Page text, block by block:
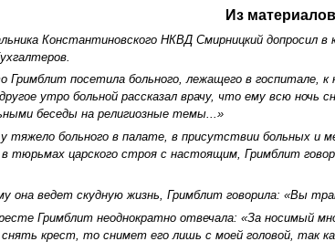
Из
Константиновского НКВД Смирницкий допросил
Гримблит посетила больного, лежащего в госпитале,
утро больной рассказал врачу, что ему всю
беседы на религиозные темы...»
тяжело больного в палате, в присутствии больных и
в тюрьмах царского строя с настоящим, Гримблит
она ведет скудную жизнь, Гримблит говорила: «Вы
Гримблит неоднократно отвечала: «За носимый
крест, то снимет его лишь с моей головой, так